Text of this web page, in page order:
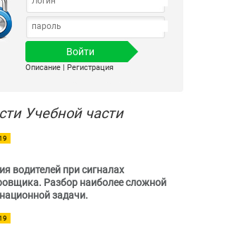
Описание Регистрация
Учебной части
водителей при сигналах
Разбор наиболее сложной
задачи.